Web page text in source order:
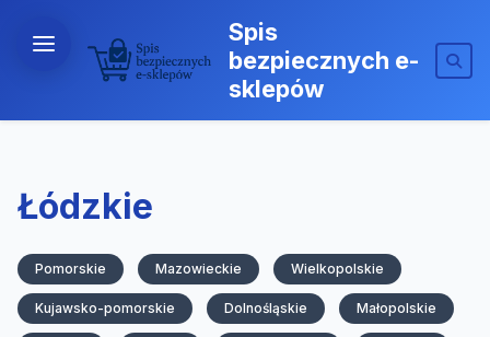
Spis
bezpiecznych e-
sklepów
Łódzkie
Pomorskie Mazowieckie Wielkopolskie
Kujawsko-pomorskie Dolnośląskie Małopolskie